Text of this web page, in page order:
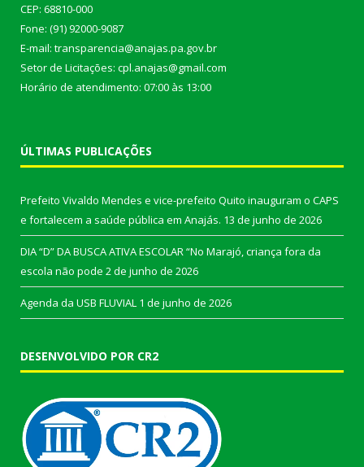
CEP: 68810-000
Fone: (91) 92000-9087
E-mail: transparencia@anajas.pa.gov.br
Setor de Licitações: cpl.anajas@gmail.com
Horário de atendimento: 07:00 às 13:00
ÚLTIMAS PUBLICAÇÕES
Prefeito Vivaldo Mendes e vice-prefeito Quito inauguram o CAPS
e fortalecem a saúde pública em Anajás. 13 de junho de 2026
DIA “D” DA BUSCA ATIVA ESCOLAR “No Marajó, criança fora da
escola não pode 2 de junho de 2026
Agenda da USB FLUVIAL 1 de junho de 2026
DESENVOLVIDO POR CR2